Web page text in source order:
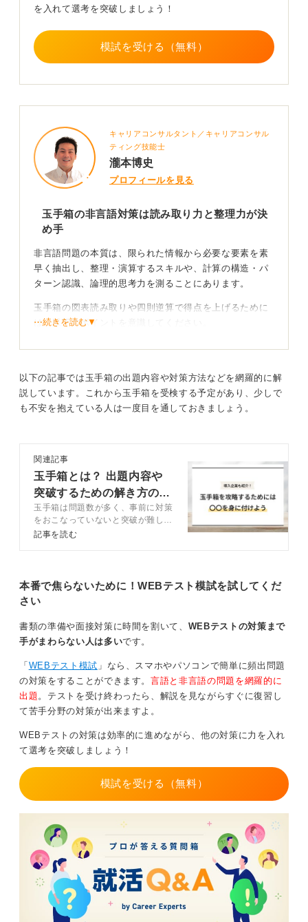
時間配分については、 1問にかけられる時間が非常に短
ますので、分からなくても空欄にはせず、直感でマーク
して次へ進むことが大切です。
0
を入れて選考を突破しましょう！
模試を受ける（無料）
キャリアコンサルタント／キャリアコンサル
ティング技能士
瀧本博史
プロフィールを見る
玉手箱の非言語対策は読み取り力と整理力が決
め手
非言語問題の本質は、限られた情報から必要な要素を素
早く抽出し、整理・演算するスキルや、計算の構造・パ
ターン認識、論理的思考力を測ることにあります。
玉手箱の図表読み取りや四則逆算で得点を上げるために
は、以下のポイントを意識してください。
す。
図表の読み取り問題では、表やグラフの縦軸・横軸、単
位（％／人数／金額など）に注目し、全体をざっと俯瞰
図表や条件を素早く整理して、確実に点を積み上げ
よう
れている数字や項目を強調すると見落としを防げます
が、本番のWebテストでは画面上で注意深く確認するこ
次に、四則逆算や条件整理問題では、頭のなかだけで解
「A＋B＝60」、「A：B＝2:1」などの関係式は、すぐに
数直線や比の図に落とし込むことで計算量とミスを大幅
ただし、本番のWebテストではメモ用紙の使用可否が企
業や試験形式によって異なるため、事前に確認しておく
ことが必要です。もし許可されていれば、問題用紙の余
時間配分のコツとしては、難問にこだわらず解ける問題
から先に解く戦略が有効です。
たとえば、10問中8問解ける実力がある場合は、最初に
易しい問題をすべてクリアし、残った時間で難問にチャ
レンジしましょう。
実践演習では必ずストップウォッチを使い、1問あたり平
⋯続きを読む▼
以下の記事では玉手箱の出題内容や対策方法などを網羅的に解
説しています。これから玉手箱を受検する予定があり、少しで
も不安を抱えている人は一度目を通しておきましょう。
関連記事
玉手箱とは？ 出題内容や
突破するための解き方のコ
ツを徹底解説
玉手箱は問題数が多く、事前に対策
をおこなっていないと突破が難しい
WEBテストの1つ。この記事では、
策をおこなって、玉手箱を通過しま
しょう。
記事を読む
本番で焦らないために！WEBテスト模試を試してくだ
さい
書類の準備や面接対策に時間を割いて、 WEBテストの対策まで
手がまわらない人は多いです。
「 WEBテスト模試 」なら、スマホやパソコンで簡単に頻出問題
の対策をすることができます。言語と非言語の問題を網羅的に
出題。テストを受け終わったら、解説を見ながらすぐに復習し
て苦手分野の対策が出来ますよ。
WEBテストの対策は効率的に進めながら、他の対策に力を入れ
て選考を突破しましょう！
模試を受ける（無料）